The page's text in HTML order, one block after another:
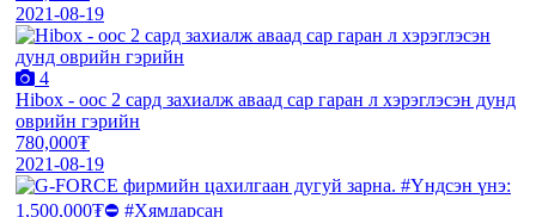
2021-08-19
4
Hibox - оос 2 сард захиалж аваад сар гаран л хэрэглэсэн дунд
оврийн гэрийн
780,000₮
2021-08-19